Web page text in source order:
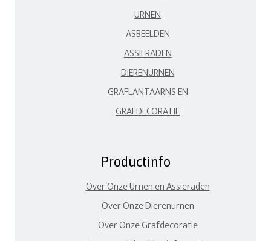
URNEN
ASBEELDEN
ASSIERADEN
DIERENURNEN
GRAFLANTAARNS EN
GRAFDECORATIE
Productinfo
Over Onze Urnen en Assieraden
Over Onze Dierenurnen
Over Onze Grafdecoratie